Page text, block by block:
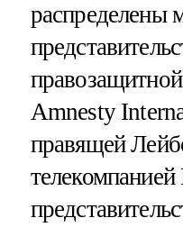
распределены
Amnesty
правящей